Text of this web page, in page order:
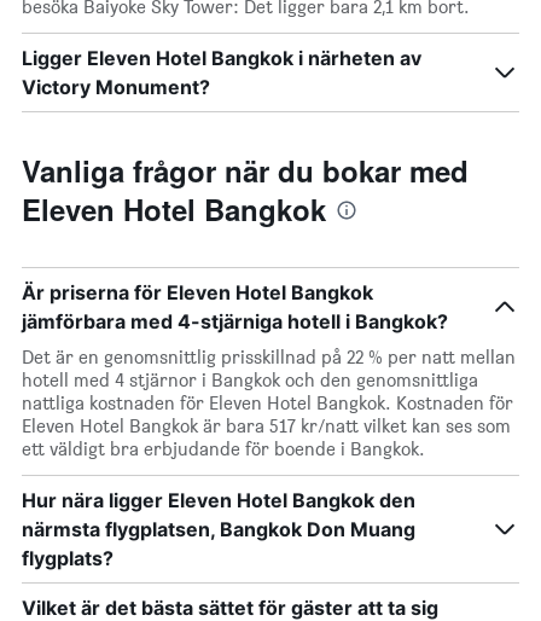
besöka Baiyoke Sky Tower: Det ligger bara 2,1 km bort.
Ligger Eleven Hotel Bangkok i närheten av
Victory Monument?
Vanliga frågor när du bokar med
Eleven Hotel Bangkok
Är priserna för Eleven Hotel Bangkok
jämförbara med 4-stjärniga hotell i Bangkok?
Det är en genomsnittlig prisskillnad på 22 % per natt mellan
hotell med 4 stjärnor i Bangkok och den genomsnittliga
nattliga kostnaden för Eleven Hotel Bangkok. Kostnaden för
Eleven Hotel Bangkok är bara 517 kr/natt vilket kan ses som
ett väldigt bra erbjudande för boende i Bangkok.
Hur nära ligger Eleven Hotel Bangkok den
närmsta flygplatsen, Bangkok Don Muang
flygplats?
Vilket är det bästa sättet för gäster att ta sig